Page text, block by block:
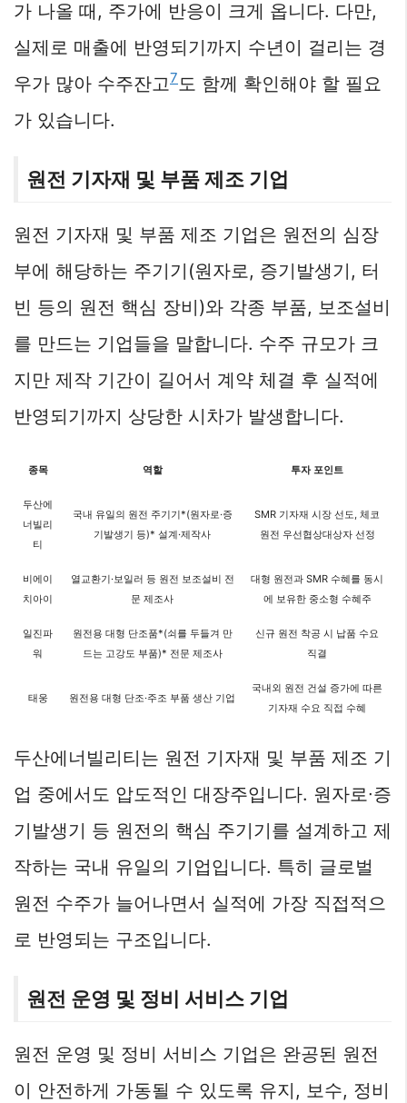
가 나올 때, 주가에 반응이 크게 옵니다. 다만,
실제로 매출에 반영되기까지 수년이 걸리는 경
우가 많아 수주잔고7도 함께 확인해야 할 필요
가 있습니다.
원전 기자재 및 부품 제조 기업
원전 기자재 및 부품 제조 기업은 원전의 심장
부에 해당하는 주기기(원자로, 증기발생기, 터
빈 등의 원전 핵심 장비)와 각종 부품, 보조설비
를 만드는 기업들을 말합니다. 수주 규모가 크
지만 제작 기간이 길어서 계약 체결 후 실적에
반영되기까지 상당한 시차가 발생합니다.
종목 역할 투자 포인트
두산에
너빌리
티
국내 유일의 원전 주기기*(원자로·증
기발생기 등)* 설계·제작사
SMR 기자재 시장 선도, 체코
원전 우선협상대상자 선정
비에이
치아이
열교환기·보일러 등 원전 보조설비 전
문 제조사
대형 원전과 SMR 수혜를 동시
에 보유한 중소형 수혜주
일진파
워
원전용 대형 단조품*(쇠를 두들겨 만
드는 고강도 부품)* 전문 제조사
신규 원전 착공 시 납품 수요
직결
태웅 원전용 대형 단조·주조 부품 생산 기업
국내외 원전 건설 증가에 따른
기자재 수요 직접 수혜
두산에너빌리티는 원전 기자재 및 부품 제조 기
업 중에서도 압도적인 대장주입니다. 원자로∙증
기발생기 등 원전의 핵심 주기기를 설계하고 제
작하는 국내 유일의 기업입니다. 특히 글로벌
원전 수주가 늘어나면서 실적에 가장 직접적으
로 반영되는 구조입니다.
원전 운영 및 정비 서비스 기업
원전 운영 및 정비 서비스 기업은 완공된 원전
이 안전하게 가동될 수 있도록 유지, 보수, 정비